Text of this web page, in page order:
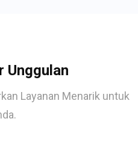
Unggulan
Layanan Menarik untuk